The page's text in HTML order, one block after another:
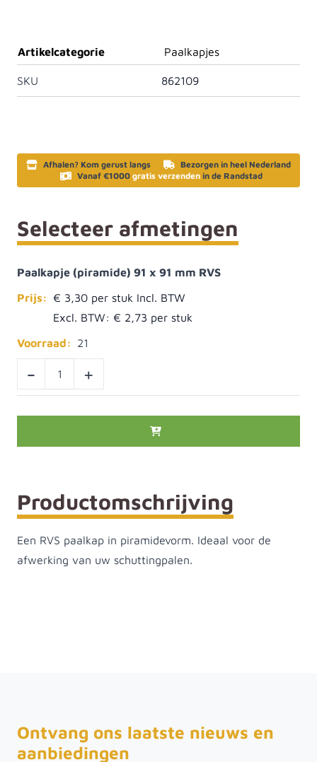
Artikelcategorie
Paalkapjes
SKU 862109
Afhalen? Kom gerust langs
Bezorgen in heel Nederland
Vanaf €1000 gratis verzenden in de Randstad
Selecteer afmetingen
Paalkapje (piramide) 91 x 91 mm RVS
Prijs: € 3,30
Excl. BTW: € 2,73
Voorraad:
21
- +
Productomschrijving
Een RVS paalkap in piramidevorm. Ideaal voor de
afwerking van uw schuttingpalen.
Ontvang ons laatste nieuws en
aanbiedingen